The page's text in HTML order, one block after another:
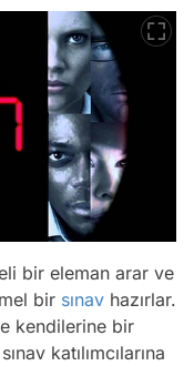
bir eleman arar ve
bir sınav hazırlar.
kendilerine bir
katılımcılarına